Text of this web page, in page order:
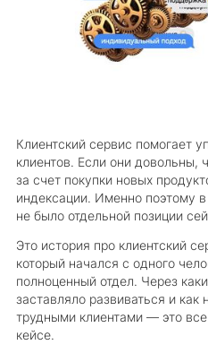
Клиентский сервис помогает
клиентов. Если они довольны,
за счет покупки новых
индексации. Именно поэтому
не было отдельной позиции
Это история про клиентский
который начался с одного
полноценный отдел. Через
заставляло развиваться и как
трудными клиентами — это
кейсе.